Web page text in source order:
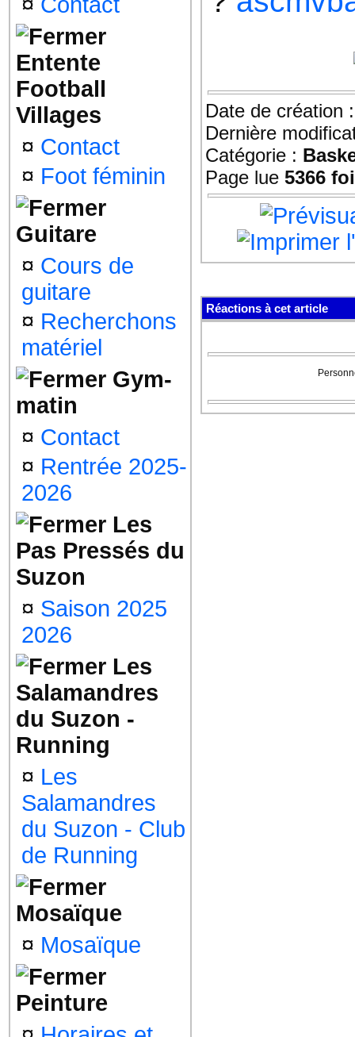
Entente
Football
Villages
¤ Contact
¤ Foot féminin
Guitare
¤ Cours de
guitare
¤ Recherchons
matériel
Gym-
matin
¤ Contact
¤ Rentrée 2025-
2026
Les
Pas Pressés du
Suzon
¤ Saison 2025
2026
Les
Salamandres
du Suzon -
Running
¤ Les
Salamandres
du Suzon - Club
de Running
Mosaïque
¤ Mosaïque
Peinture
Date de création
Dernière
Catégorie :
Page lue 5366
Réactions à cet article